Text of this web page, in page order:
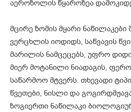
აეროზოლის წყაროზეა
მცირე ზომის მყარი ნაწილაკები
ვერცხლის იოდიდს, საწვავის
მარილის ნამცეცებს, უფრო
მიერ მოტანილი ნიადაგის,
საწარმოო მტვერს. თხევადი
წვეთები, ნისლი და
ზოგიერთი ნაწილაკი